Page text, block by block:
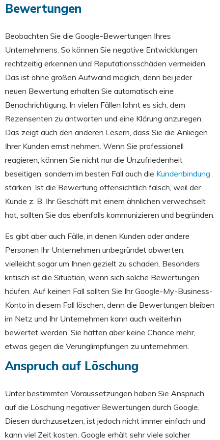
Bewertungen
Beobachten Sie die Google-Bewertungen Ihres
Unternehmens. So können Sie negative Entwicklungen
rechtzeitig erkennen und Reputationsschäden vermeiden.
Das ist ohne großen Aufwand möglich, denn bei jeder
neuen Bewertung erhalten Sie automatisch eine
Benachrichtigung. In vielen Fällen lohnt es sich, dem
Rezensenten zu antworten und eine Klärung anzuregen.
Das zeigt auch den anderen Lesern, dass Sie die Anliegen
Ihrer Kunden ernst nehmen. Wenn Sie professionell
reagieren, können Sie nicht nur die Unzufriedenheit
beseitigen, sondern im besten Fall auch die Kundenbindung
stärken. Ist die Bewertung offensichtlich falsch, weil der
Kunde z. B. Ihr Geschäft mit einem ähnlichen verwechselt
hat, sollten Sie das ebenfalls kommunizieren und begründen.
Es gibt aber auch Fälle, in denen Kunden oder andere
Personen Ihr Unternehmen unbegründet abwerten,
vielleicht sogar um Ihnen gezielt zu schaden. Besonders
kritisch ist die Situation, wenn sich solche Bewertungen
häufen. Auf keinen Fall sollten Sie Ihr Google-My-Business-
Konto in diesem Fall löschen, denn die Bewertungen bleiben
im Netz und Ihr Unternehmen kann auch weiterhin
bewertet werden. Sie hätten aber keine Chance mehr,
etwas gegen die Verunglimpfungen zu unternehmen.
Anspruch auf Löschung
Unter bestimmten Voraussetzungen haben Sie Anspruch
auf die Löschung negativer Bewertungen durch Google.
Diesen durchzusetzen, ist jedoch nicht immer einfach und
kann viel Zeit kosten. Google erhält sehr viele solcher